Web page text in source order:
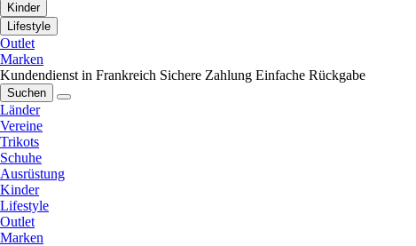
Kinder
Lifestyle
Outlet
Marken
Kundendienst in Frankreich Sichere Zahlung Einfache Rückgabe
Suchen
Länder
Vereine
Trikots
Schuhe
Ausrüstung
Kinder
Lifestyle
Outlet
Marken